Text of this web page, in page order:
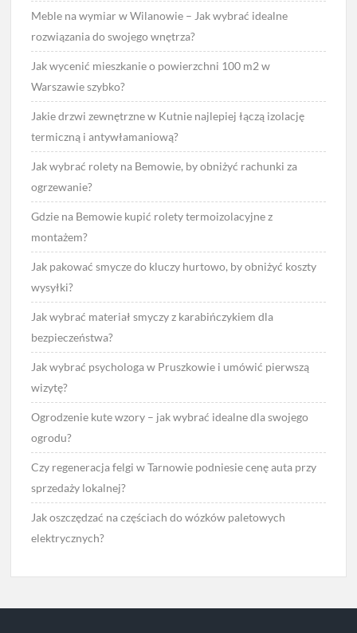
Meble na wymiar w Wilanowie – Jak wybrać idealne
rozwiązania do swojego wnętrza?
Jak wycenić mieszkanie o powierzchni 100 m2 w
Warszawie szybko?
Jakie drzwi zewnętrzne w Kutnie najlepiej łączą izolację
termiczną i antywłamaniową?
Jak wybrać rolety na Bemowie, by obniżyć rachunki za
ogrzewanie?
Gdzie na Bemowie kupić rolety termoizolacyjne z
montażem?
Jak pakować smycze do kluczy hurtowo, by obniżyć koszty
wysyłki?
Jak wybrać materiał smyczy z karabińczykiem dla
bezpieczeństwa?
Jak wybrać psychologa w Pruszkowie i umówić pierwszą
wizytę?
Ogrodzenie kute wzory – jak wybrać idealne dla swojego
ogrodu?
Czy regeneracja felgi w Tarnowie podniesie cenę auta przy
sprzedaży lokalnej?
Jak oszczędzać na częściach do wózków paletowych
elektrycznych?